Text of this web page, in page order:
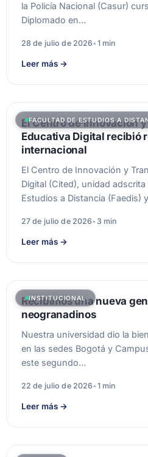
la Policía Nacional (Casur)
Diplomado en…
28 de julio de 2026• 1 min
Leer más →
FACULTAD DE ESTUDIOS A
El Centro de Innovación
Educativa Digital recibió
internacional
El Centro de Innovación y
Digital (Cited), unidad
Estudios a Distancia (Faedis)
27 de julio de 2026• 3 min
Leer más →
INSTITUCIONAL
Recibimos una nueva
neogranadinos
Nuestra universidad dio la
en las sedes Bogotá y
este segundo…
22 de julio de 2026• 1 min
Leer más →